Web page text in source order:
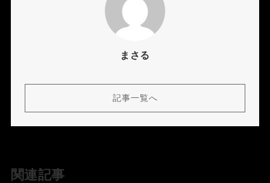
まさる
記事一覧へ
関連記事